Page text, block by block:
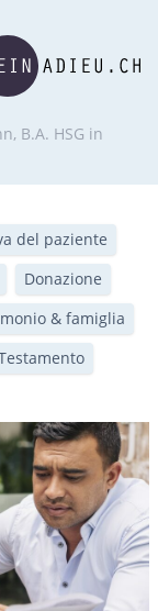
B.A. HSG in
del paziente
Donazione
& famiglia